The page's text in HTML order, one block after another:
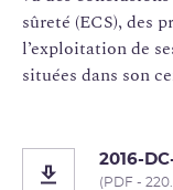
sûreté (ECS), des
l’exploitation de
situées dans son
2016-
(PDF -